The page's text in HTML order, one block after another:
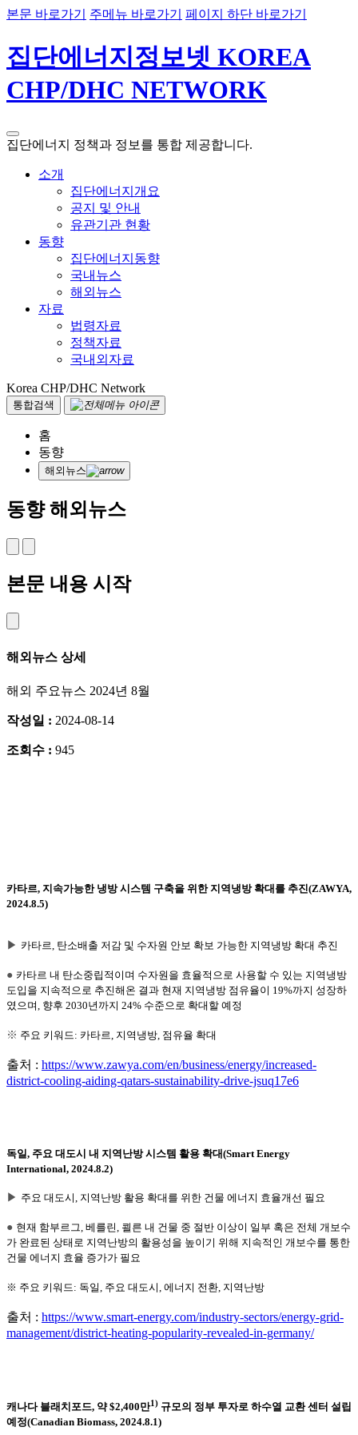
본문 바로가기 주메뉴 바로가기 페이지 하단 바로가기
집단에너지정보넷 KOREA
CHP/DHC NETWORK
집단에너지 정책과 정보를 통합 제공합니다.
소개
집단에너지개요
공지 및 안내
유관기관 현황
동향
집단에너지동향
국내뉴스
해외뉴스
자료
법령자료
정책자료
국내외자료
Korea CHP/DHC Network
통합검색
홈
동향
해외뉴스
동향 해외뉴스
본문 내용 시작
해외뉴스 상세
해외 주요뉴스 2024년 8월
작성일 : 2024-08-14
조회수 : 945
카타르, 지속가능한 냉방 시스템 구축을 위한 지역냉방 확대를 추진(ZAWYA,
2024.8.5)
▶ 카타르, 탄소배출 저감 및 수자원 안보 확보 가능한 지역냉방 확대 추진
● 카타르 내 탄소중립적이며 수자원을 효율적으로 사용할 수 있는 지역냉방
도입을 지속적으로 추진해온 결과 현재 지역냉방 점유율이 19%까지 성장하
였으며, 향후 2030년까지 24% 수준으로 확대할 예정
※ 주요 키워드: 카타르, 지역냉방, 점유율 확대
출처 : https://www.zawya.com/en/business/energy/increased-
district-cooling-aiding-qatars-sustainability-drive-jsuq17e6
독일, 주요 대도시 내 지역난방 시스템 활용 확대(Smart Energy
International, 2024.8.2)
▶ 주요 대도시, 지역난방 활용 확대를 위한 건물 에너지 효율개선 필요
● 현재 함부르그, 베를린, 쾰른 내 건물 중 절반 이상이 일부 혹은 전체 개보수
가 완료된 상태로 지역난방의 활용성을 높이기 위해 지속적인 개보수를 통한
건물 에너지 효율 증가가 필요
※ 주요 키워드: 독일, 주요 대도시, 에너지 전환, 지역난방
출처 : https://www.smart-energy.com/industry-sectors/energy-grid-
management/district-heating-popularity-revealed-in-germany/
캐나다 블래치포드, 약 $2,400만1) 규모의 정부 투자로 하수열 교환 센터 설립
예정(Canadian Biomass, 2024.8.1)